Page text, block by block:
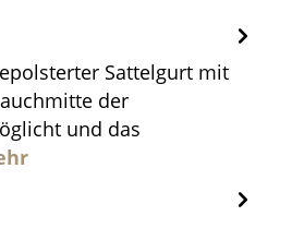
Sattelgurt mit
der
und das